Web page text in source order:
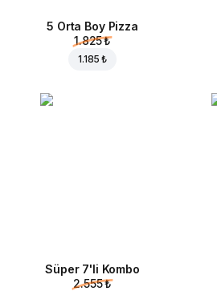
5 Orta Boy Pizza
1.825 ₺
1.185 ₺
Süper 7'li Kombo
2.555 ₺